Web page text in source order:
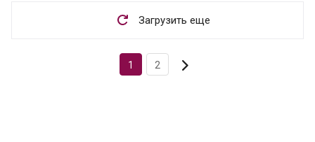
Загрузить еще
1 2